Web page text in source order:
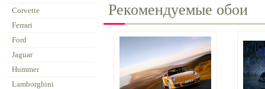
Corvette
Ferrari
Ford
Jaguar
Hummer
Lamborghini
Рекомендуемые обои